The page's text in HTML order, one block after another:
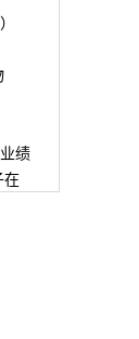
绩
在